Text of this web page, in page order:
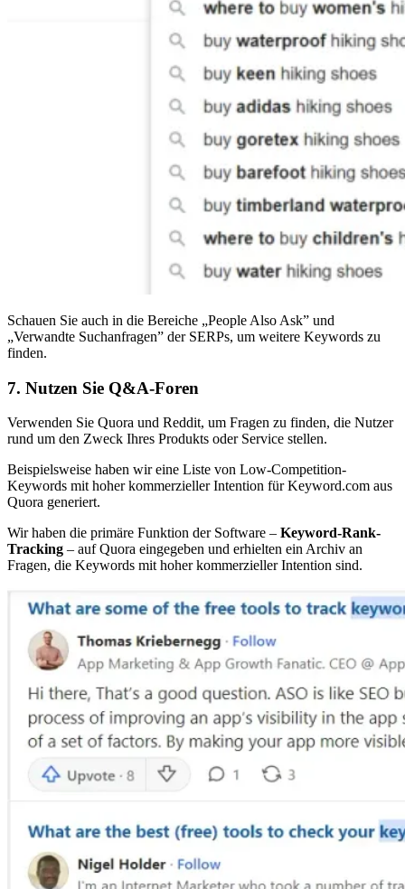
Schauen Sie auch in die Bereiche „People Also Ask” und
„Verwandte Suchanfragen” der SERPs, um weitere Keywords zu
finden.
7. Nutzen Sie Q&A-Foren
Verwenden Sie Quora und Reddit, um Fragen zu finden, die Nutzer
rund um den Zweck Ihres Produkts oder Service stellen.
Beispielsweise haben wir eine Liste von Low-Competition-
Keywords mit hoher kommerzieller Intention für Keyword.com aus
Quora generiert.
Wir haben die primäre Funktion der Software – Keyword-Rank-
Tracking – auf Quora eingegeben und erhielten ein Archiv an
Fragen, die Keywords mit hoher kommerzieller Intention sind.